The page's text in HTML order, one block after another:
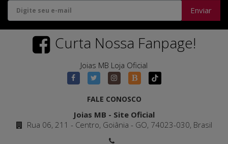
Enviar
Curta Nossa Fanpage!
Joias MB Loja Oficial
FALE CONOSCO
Joias MB - Site Oficial
Rua 06, 211 - Centro, Goiânia - GO, 74023-030, Brasil